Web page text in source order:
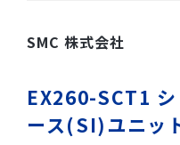
SMC 株式会社
EX260-SCT1
ース(SI)ユニッ